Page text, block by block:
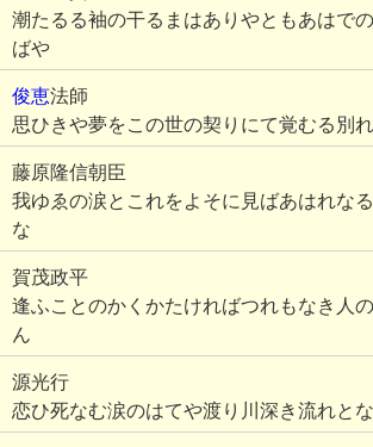
潮たるる袖の干るまはありやともあはで
ばや
俊恵法師
思ひきや夢をこの世の契りにて覚むる別
藤原隆信朝臣
我ゆゑの涙とこれをよそに見ばあはれな
な
賀茂政平
逢ふことのかくかたければつれもなき人
ん
源光行
恋ひ死なむ涙のはてや渡り川深き流れと